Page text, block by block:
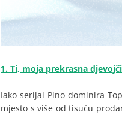
1. Ti, moja prekrasna
Iako serijal Pino dominira
mjesto s više od tisuću